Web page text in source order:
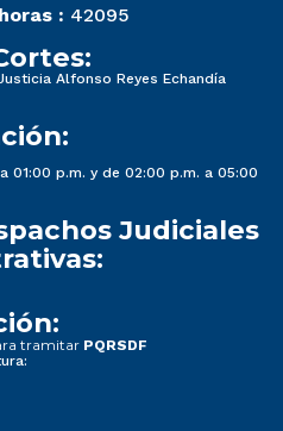
: 42095
Alfonso Reyes Echandía
01:00 p.m. y de 02:00 p.m. a 05:00
Judiciales
tramitar PQRSDF